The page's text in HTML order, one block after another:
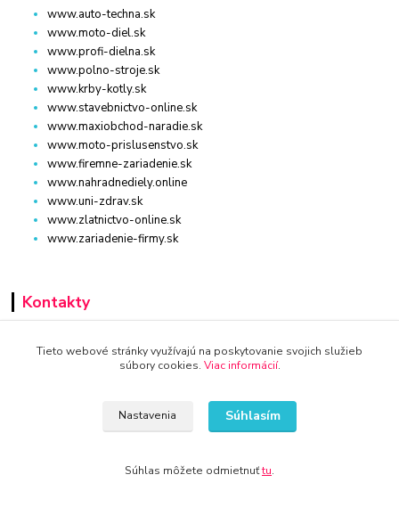
www.auto-techna.sk
www.moto-diel.sk
www.profi-dielna.sk
www.polno-stroje.sk
www.krby-kotly.sk
www.stavebnictvo-online.sk
www.maxiobchod-naradie.sk
www.moto-prislusenstvo.sk
www.firemne-zariadenie.sk
www.nahradnediely.online
www.uni-zdrav.sk
www.zlatnictvo-online.sk
www.zariadenie-firmy.sk
Kontakty
+421 940 949 000
Tieto webové stránky využívajú na poskytovanie svojich služieb
súbory cookies. Viac informácií.
Nastavenia Súhlasím
Súhlas môžete odmietnuťtu.